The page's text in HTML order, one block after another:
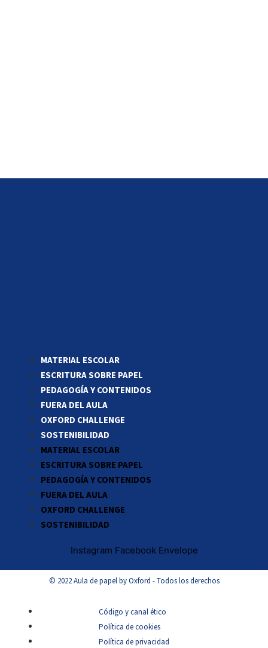
MATERIAL ESCOLAR
ESCRITURA SOBRE PAPEL
PEDAGOGÍA Y CONTENIDOS
FUERA DEL AULA
OXFORD CHALLENGE
SOSTENIBILIDAD
MATERIAL ESCOLAR
ESCRITURA SOBRE PAPEL
PEDAGOGÍA Y CONTENIDOS
FUERA DEL AULA
OXFORD CHALLENGE
SOSTENIBILIDAD
Instagram Facebook Envelope
© 2022 Aula de papel by Oxford - Todos los derechos
Código y canal ético
Política de cookies
Política de privacidad